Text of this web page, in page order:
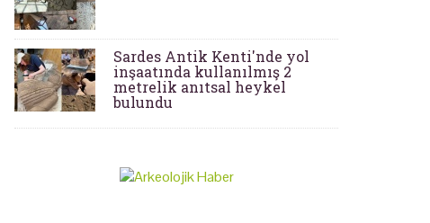
Sardes Antik Kenti'nde yol
inşaatında kullanılmış 2
metrelik anıtsal heykel
bulundu